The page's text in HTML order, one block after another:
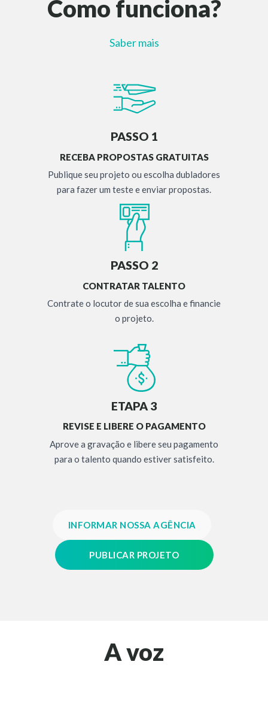
Como funciona?
Saber mais
PASSO 1
RECEBA PROPOSTAS GRATUITAS
Publique seu projeto ou escolha dubladores
para fazer um teste e enviar propostas.
PASSO 2
CONTRATAR TALENTO
Contrate o locutor de sua escolha e financie
o projeto.
ETAPA 3
REVISE E LIBERE O PAGAMENTO
Aprove a gravação e libere seu pagamento
para o talento quando estiver satisfeito.
INFORMAR NOSSA AGÊNCIA
PUBLICAR PROJETO
A voz